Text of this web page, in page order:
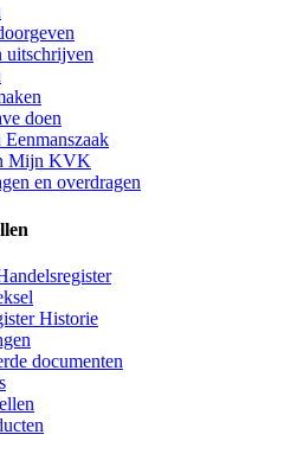
uitschrijven
doen
Mijn KVK
en overdragen
Historie
documenten